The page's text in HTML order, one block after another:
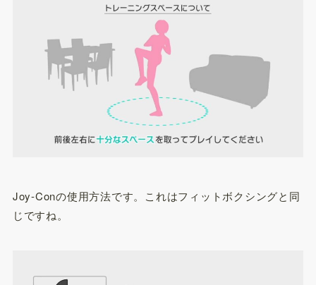
Joy-Conの使用方法です。これはフィットボクシングと同
じですね。